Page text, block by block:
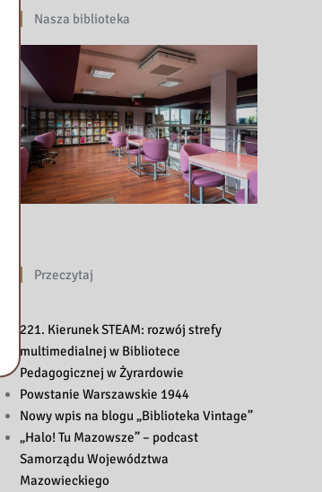
Nasza biblioteka
Przeczytaj
221. Kierunek STEAM: rozwój strefy
multimedialnej w Bibliotece
Pedagogicznej w Żyrardowie
Powstanie Warszawskie 1944
Nowy wpis na blogu „Biblioteka Vintage”
„Halo! Tu Mazowsze” – podcast
Samorządu Województwa
Mazowieckiego